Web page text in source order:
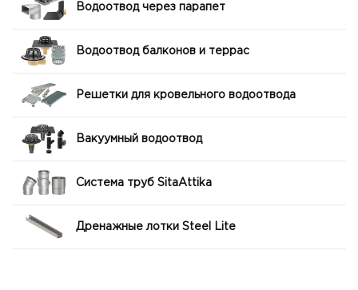
Водоотвод через парапет
Водоотвод балконов и террас
Решетки для кровельного водоотвода
Вакуумный водоотвод
Система труб SitaAttika
Дренажные лотки Steel Lite